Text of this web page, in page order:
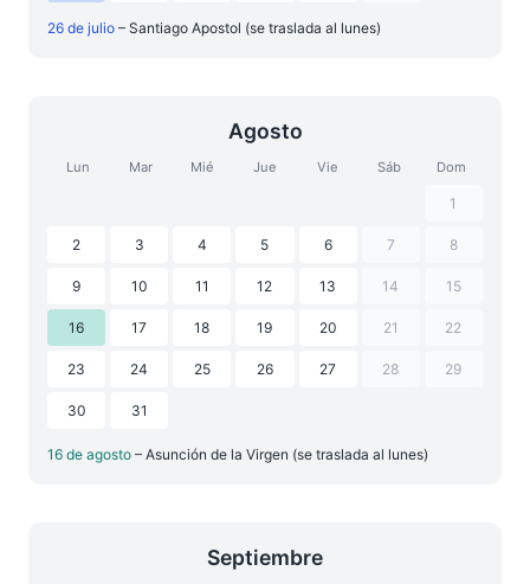
26 de julio – Santiago Apostol (se traslada al lunes)
Agosto
Lun Mar Mié Jue Vie Sáb Dom
1
2 3 4 5 6 7 8
9 10 11 12 13 14 15
16 17 18 19 20 21 22
23 24 25 26 27 28 29
30 31
16 de agosto – Asunción de la Virgen (se traslada al lunes)
Septiembre